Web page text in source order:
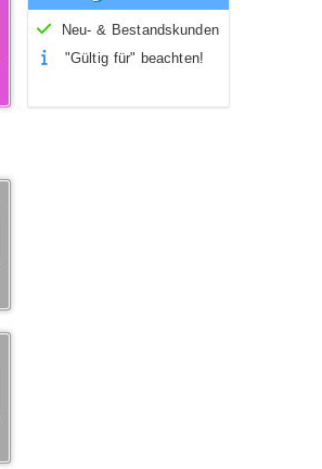
Neu- & Bestandskunden
"Gültig für" beachten!